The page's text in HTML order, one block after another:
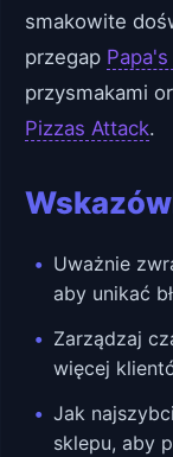
smakowite
przegap
przysmakami
Pizzas Attack.
Uważnie
aby unikać
Zarządzaj
więcej
Jak
sklepu, aby